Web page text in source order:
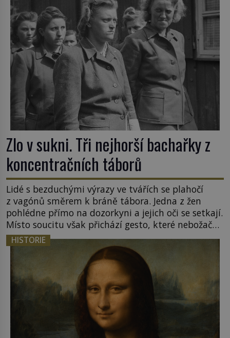
Zlo v sukni. Tři nejhorší bachařky z
koncentračních táborů
Lidé s bezduchými výrazy ve tvářích se plahočí
z vagónů směrem k bráně tábora. Jedna z žen
pohlédne přímo na dozorkyni a jejich oči se setkají.
Místo soucitu však přichází gesto, které nebožačku
posílá rovnou do plynové komory. Jména jako
Rudolf Höss (1901–1947), Josef Mengele (1911–
1979) či Heinrich Himmler (1900–1945) zná každý,
o koho se historie jen otřela. Jenže […]
HISTORIE